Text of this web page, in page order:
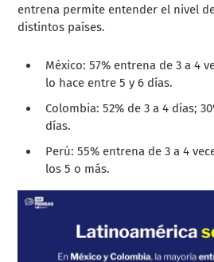
entrena permite entender el nivel
distintos países.
México: 57% entrena de 3 a 4
lo hace entre 5 y 6 días.
Colombia: 52% de 3 a 4 días;
días.
Perú: 55% entrena de 3 a 4
los 5 o más.